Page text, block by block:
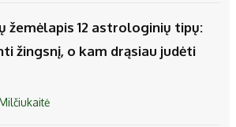
žemėlapis 12 astrologinių tipų:
žingsnį, o kam drąsiau judėti